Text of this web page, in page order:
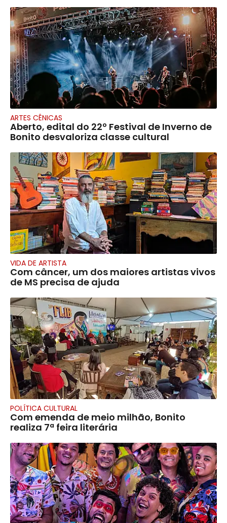
ARTES CÊNICAS
Aberto, edital do 22º Festival de Inverno de
Bonito desvaloriza classe cultural
VIDA DE ARTISTA
Com câncer, um dos maiores artistas vivos
de MS precisa de ajuda
POLÍTICA CULTURAL
Com emenda de meio milhão, Bonito
realiza 7ª feira literária